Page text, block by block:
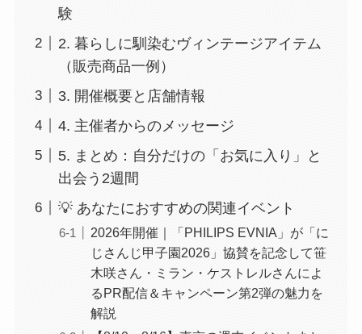
験
2. 暮らしに馴染むヴィンテージアイテム
（販売商品一例）
3. 開催概要と店舗情報
4. 主催者からのメッセージ
5. まとめ：自分だけの「お気に入り」と
出会う2週間
💡 あなたにおすすめの関連イベント
2026年開催｜「PHILIPS EVNIA」が「に
じさんじ甲子園2026」協賛を記念して笹
木咲さん・ミラン・ケストレルさんによ
るPR配信＆キャンペーン第2弾の魅力を
解説